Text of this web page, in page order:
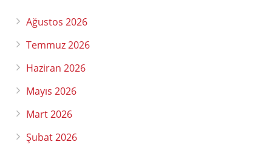
Ağustos 2026
Temmuz 2026
Haziran 2026
Mayıs 2026
Mart 2026
Şubat 2026